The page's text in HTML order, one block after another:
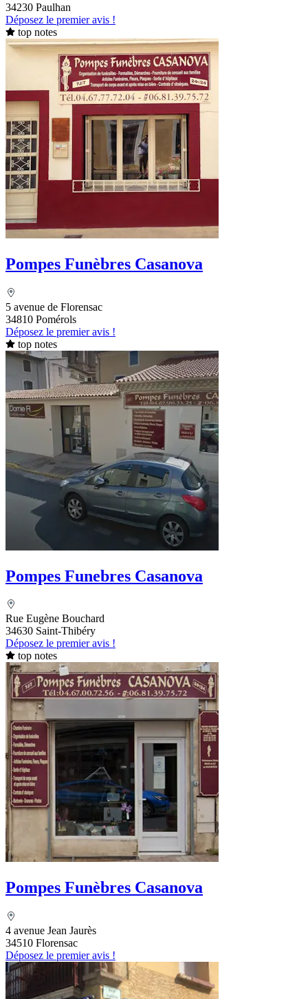
34230 Paulhan
Déposez le premier avis !
top notes
Pompes Funèbres Casanova
5 avenue de Florensac
34810 Pomérols
Déposez le premier avis !
top notes
Pompes Funebres Casanova
Rue Eugène Bouchard
34630 Saint-Thibéry
Déposez le premier avis !
top notes
Pompes Funèbres Casanova
4 avenue Jean Jaurès
34510 Florensac
Déposez le premier avis !